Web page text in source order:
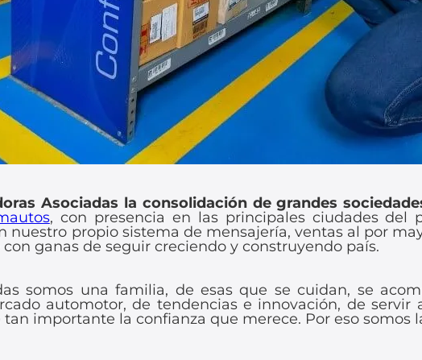
Asociadas la consolidación de grandes
, con presencia en las principales ciudades del
nuestro propio sistema de mensajería, ventas al por
ganas de seguir creciendo y construyendo país.
somos una familia, de esas que se cuidan, se
automotor, de tendencias e innovación, de
importante la confianza que merece. Por eso somos